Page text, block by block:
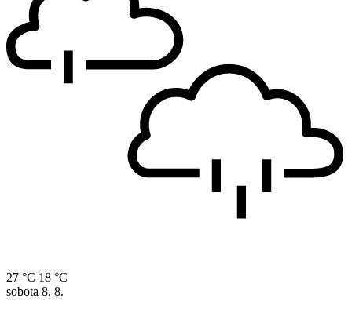
27 °C 18 °C
sobota 8. 8.